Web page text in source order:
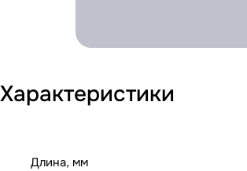
Характеристики
Длина, мм